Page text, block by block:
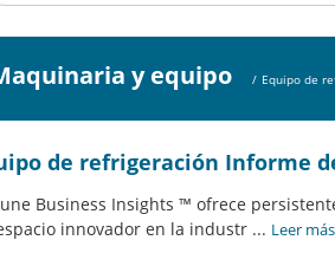
y equipo / Equipo de
de refrigeración Informe
Business Insights ™ ofrece
innovador en la industr ... Leer más